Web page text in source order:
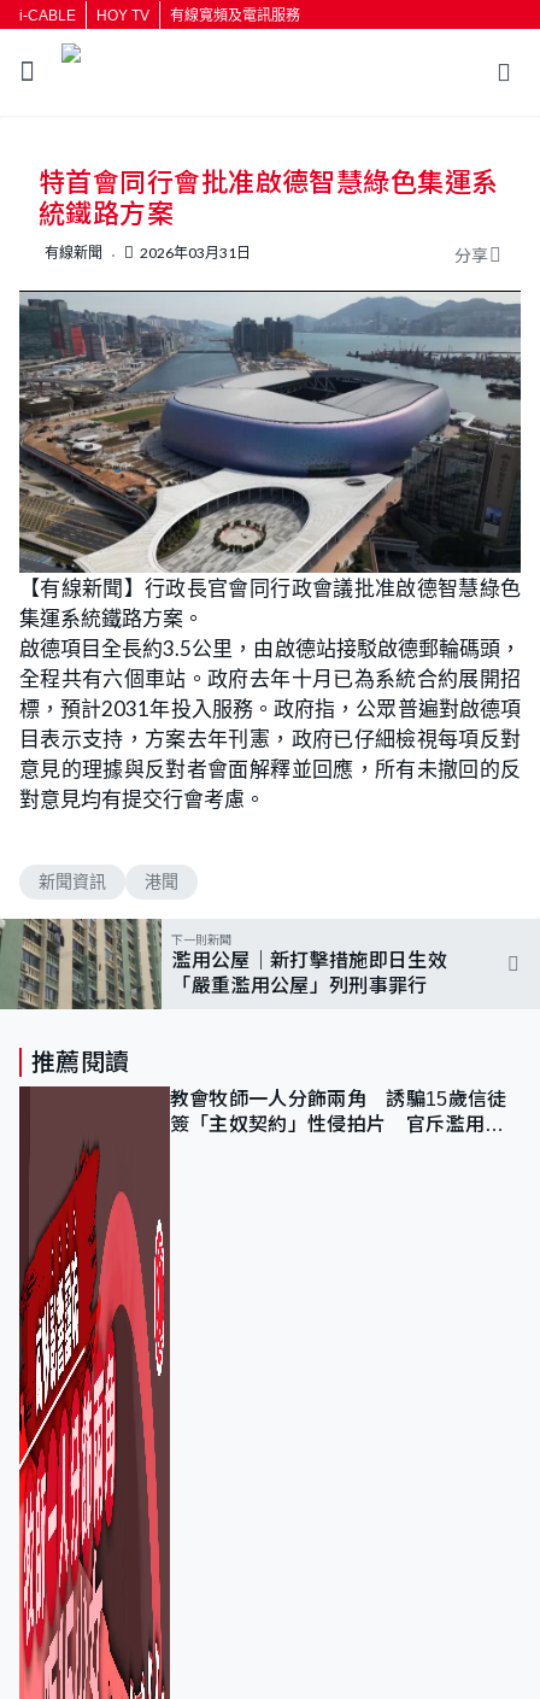
i-CABLE HOY TV 有線寬頻及電訊服務
按輸入鍵開始搜尋
特首會同行會批准啟德智慧綠色集運系
統鐵路方案
有線新聞 2026年03月31日 分享
【有線新聞】行政長官會同行政會議批准啟德智慧綠色
集運系統鐵路方案。
啟德項目全長約3.5公里，由啟德站接駁啟德郵輪碼頭，
全程共有六個車站。政府去年十月已為系統合約展開招
標，預計2031年投入服務。政府指，公眾普遍對啟德項
目表示支持，方案去年刊憲，政府已仔細檢視每項反對
意見的理據與反對者會面解釋並回應，所有未撤回的反
對意見均有提交行會考慮。
新聞資訊 港聞
下一則新聞
濫用公屋｜新打擊措施即日生效
「嚴重濫用公屋」列刑事罪行
推薦閱讀
教會牧師一人分飾兩角 誘騙15歲信徒
簽「主奴契約」性侵拍片 官斥濫用教